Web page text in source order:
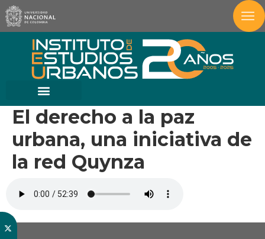
El derecho a la paz
urbana, una iniciativa de
la red Quynza